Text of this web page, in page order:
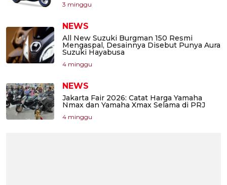
3 minggu
NEWS
All New Suzuki Burgman 150 Resmi
Mengaspal, Desainnya Disebut Punya Aura
Suzuki Hayabusa
4 minggu
NEWS
Jakarta Fair 2026: Catat Harga Yamaha
Nmax dan Yamaha Xmax Selama di PRJ
4 minggu